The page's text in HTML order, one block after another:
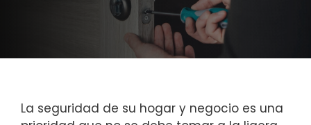
La seguridad de su hogar y negocio es una